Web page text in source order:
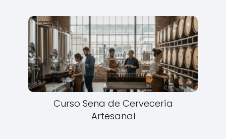
Curso Sena de Cervecería
Artesanal